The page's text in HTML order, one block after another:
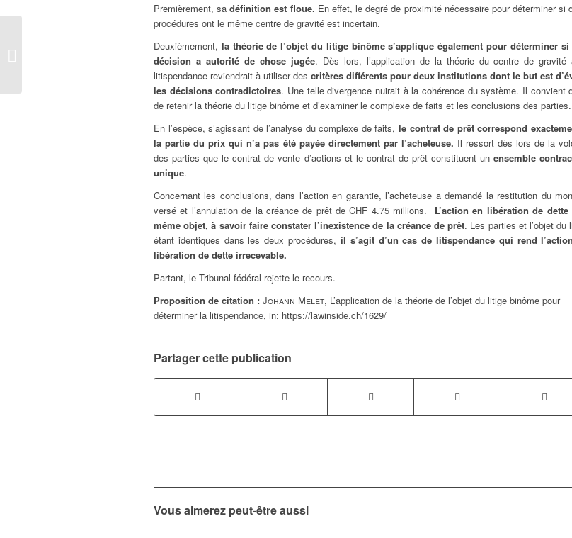
Premièrement, sadéfinition est floue. En effet, le degré de proximité nécessaire pour déterminer si
procédures ont le même centre de gravité est incertain.
Deuxièmement, la théorie de l’objet du litige binôme s’applique également pour déterminer si
décision a autorité de chose jugée. Dès lors, l’application de la théorie du centre de gravité
litispendance reviendrait à utiliser descritères différents pour deux institutions dont le but est
les décisions contradictoires. Une telle divergence nuirait à la cohérence du système. Il convient
de retenir la théorie du litige binôme et d’examiner le complexe de faits et les conclusions des parties.
En l’espèce, s’agissant de l’analyse du complexe de faits, le contrat de prêt correspond
la partie du prix qui n’a pas été payée directement par l’acheteuse. Il ressort dès lors de la
des parties que le contrat de vente d’actions et le contrat de prêt constituent unensemble
unique.
Concernant les conclusions, dans l’action en garantie, l’acheteuse a demandé la restitution du
versé et l’annulation de la créance de prêt de CHF 4.75 millions. L’action en libération de dette
même objet, à savoir faire constater l’inexistence de la créance de prêt. Les parties et l’objet du
étant identiques dans les deux procédures, il s’agit d’un cas de litispendance qui rend
libération de dette irrecevable.
Partant, le Tribunal fédéral rejette le recours.
Proposition de citation : Johann Melet, L’application de la théorie de l’objet du litige binôme pour
déterminer la litispendance, in: https://lawinside.ch/1629/
Partager cette publication
Vous aimerez peut-être aussi